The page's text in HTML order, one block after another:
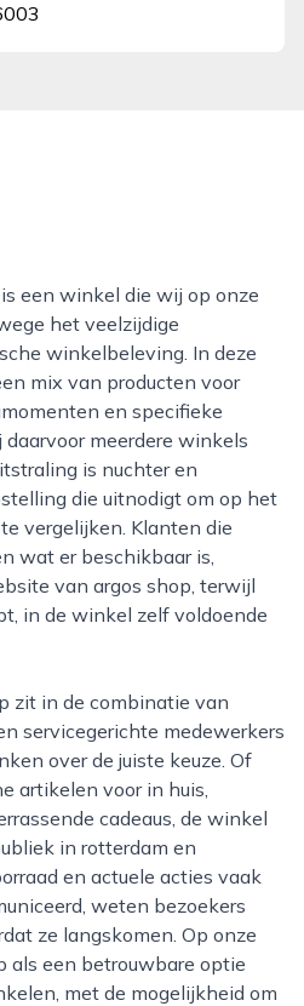
het veelzijdige
winkelbeleving. In deze
mix van producten voor
en specifieke
meerdere winkels
is nuchter en
die uitnodigt om op het
vergelijken. Klanten die
wat er beschikbaar is,
van argos shop, terwijl
in de winkel zelf voldoende
servicegerichte medewerkers
over de juiste keuze. Of
artikelen voor in huis,
cadeaus, de winkel
in rotterdam en
en actuele acties vaak
weten bezoekers
ze langskomen. Op onze
als een betrouwbare optie
met de mogelijkheid om